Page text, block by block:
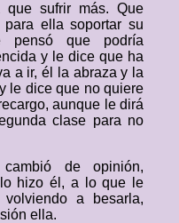
sufrir más. Que
ella soportar su
pensó que podría
y le dice que ha
a ir, él la abraza y la
le dice que no quiere
aunque le dirá
clase para no
de opinión,
hizo él, a lo que le
a besarla,
ella.